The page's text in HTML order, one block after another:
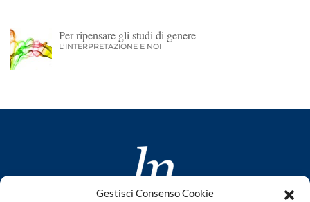
Gestisci Consenso Cookie
Per ripensare gli studi di genere
L’INTERPRETAZIONE E NOI